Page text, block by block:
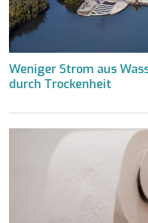
Weniger Strom aus
durch Trockenheit